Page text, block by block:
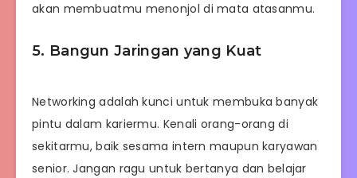
akan membuatmu menonjol di mata atasanmu.
5. Bangun Jaringan yang Kuat
Networking adalah kunci untuk membuka banyak
pintu dalam kariermu. Kenali orang-orang di
sekitarmu, baik sesama intern maupun karyawan
senior. Jangan ragu untuk bertanya dan belajar